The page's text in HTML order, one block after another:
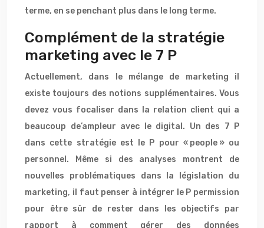
terme, en se penchant plus dans le long terme.
Complément de la stratégie
marketing avec le 7 P
Actuellement, dans le mélange de marketing il
existe toujours des notions supplémentaires. Vous
devez vous focaliser dans la relation client qui a
beaucoup de’ampleur avec le digital. Un des 7 P
dans cette stratégie est le P pour « people » ou
personnel. Même si des analyses montrent de
nouvelles problématiques dans la législation du
marketing, il faut penser à intégrer le P permission
pour être sûr de rester dans les objectifs par
rapport à comment gérer des données